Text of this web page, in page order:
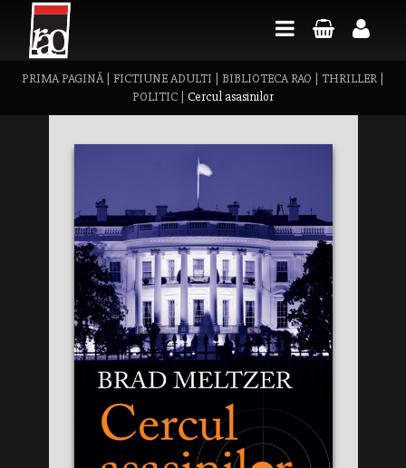
PRIMA PAGINĂ| FICTIUNE ADULTI BIBLIOTECA RAO THRILLER
POLITIC
Cercul asasinilor